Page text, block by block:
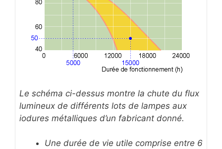
Le schéma ci-dessus montre la chute du flux
lumineux de différents lots de lampes aux
iodures métalliques d’un fabricant donné.
Une durée de vie utile comprise entre 6